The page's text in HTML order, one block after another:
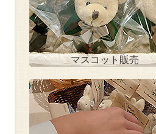
マスコット販売